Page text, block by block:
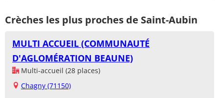
Crèches les plus proches de Saint-Aubin
MULTI ACCUEIL (COMMUNAUTÉ
D'AGLOMÉRATION BEAUNE)
Multi-accueil (28 places)
Chagny (71150)